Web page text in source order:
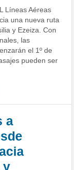
Líneas Aéreas
una nueva ruta
y Ezeiza. Con
las
el 1º de
pueden ser
a
y